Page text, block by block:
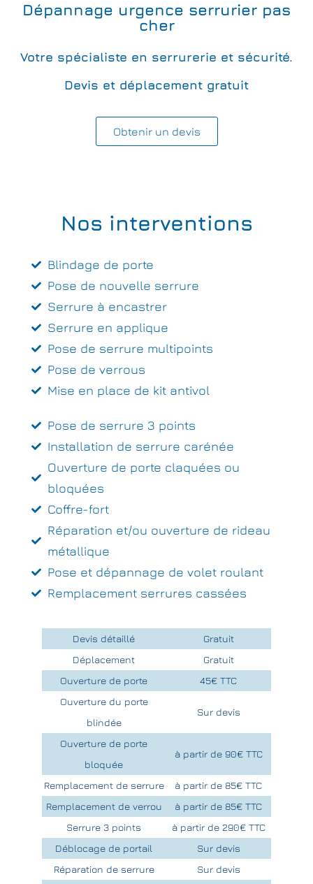
Dépannage urgence serrurier pas
cher
Votre spécialiste en serrurerie et sécurité.
Devis et déplacement gratuit
Obtenir un devis
Nos interventions
Blindage de porte
Pose de nouvelle serrure
Serrure à encastrer
Serrure en applique
Pose de serrure multipoints
Pose de verrous
Mise en place de kit antivol
Pose de serrure 3 points
Installation de serrure carénée
Ouverture de porte claquées ou
bloquées
Coffre-fort
Réparation et/ou ouverture de rideau
métallique
Pose et dépannage de volet roulant
Remplacement serrures cassées
Devis détaillé
Gratuit
Déplacement
Gratuit
Ouverture de porte
45€ TTC
Ouverture du porte
blindée
Sur devis
Ouverture de porte
bloquée
à partir de 90€ TTC
Remplacement de serrure
à partir de 85€ TTC
Remplacement de verrou
à partir de 85€ TTC
Serrure 3 points
à partir de 290€ TTC
Déblocage de portail
Sur devis
Réparation de serrure
Sur devis